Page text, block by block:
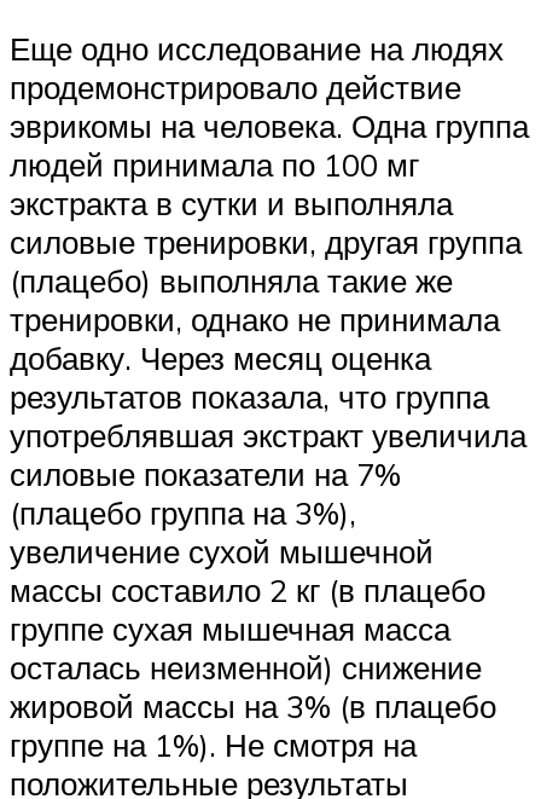
Еще одно исследование на людях
продемонстрировало действие
эврикомы на человека. Одна группа
людей принимала по 100 мг
экстракта в сутки и выполняла
силовые тренировки, другая группа
(плацебо) выполняла такие же
тренировки, однако не принимала
добавку. Через месяц оценка
результатов показала, что группа
употреблявшая экстракт увеличила
силовые показатели на 7%
(плацебо группа на 3%),
увеличение сухой мышечной
массы составило 2 кг (в плацебо
группе сухая мышечная масса
осталась неизменной) снижение
жировой массы на 3% (в плацебо
группе на 1%). Не смотря на
положительные результаты